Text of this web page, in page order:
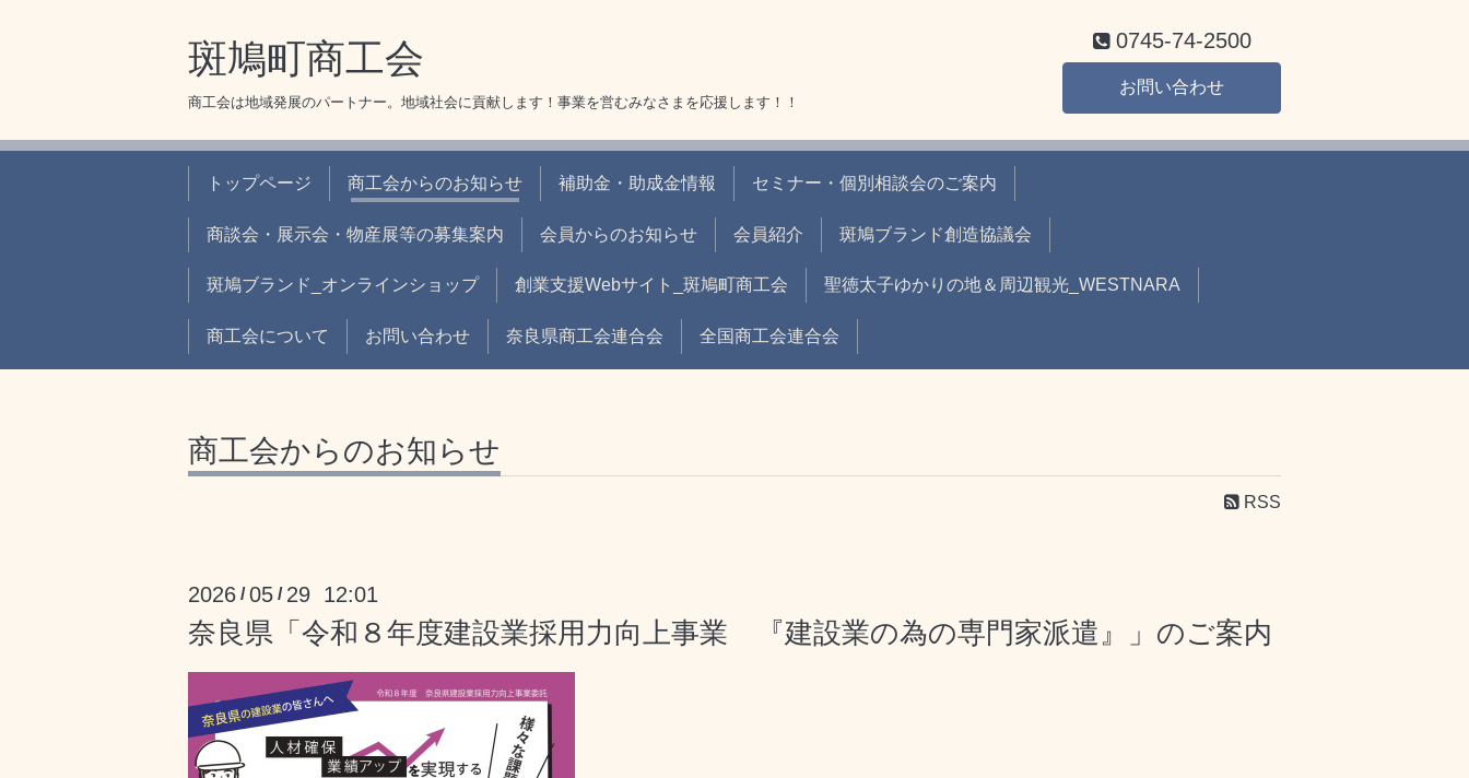
斑鳩町商工会
商工会は地域発展のパートナー。地域社会に貢献します！事業を営むみなさまを応援します！！
0745-74-2500
お問い合わせ
トップページ 商工会からのお知らせ 補助金・助成金情報 セミナー・個別相談会のご案内
商談会・展示会・物産展等の募集案内 会員からのお知らせ 会員紹介 斑鳩ブランド創造協議会
斑鳩ブランド_オンラインショップ 創業支援Webサイト_斑鳩町商工会 聖徳太子ゆかりの地＆周辺観光_WESTNARA
商工会について お問い合わせ 奈良県商工会連合会 全国商工会連合会
商工会からのお知らせ
RSS
2026 /05 / 29 12:01
奈良県「令和８年度建設業採用力向上事業 『建設業の為の専門家派遣』」のご案内